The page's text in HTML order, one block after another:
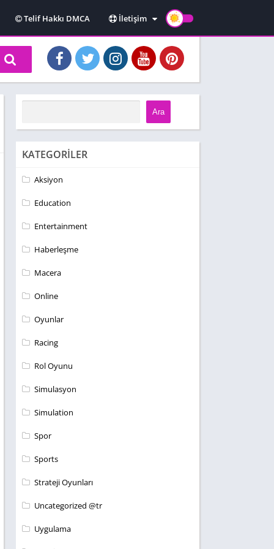
Telif Hakkı DMCA
İletişim
Hakkımızda
Kullanım Koşulları
Ara
KATEGORILER
Aksiyon
Education
Entertainment
Haberleşme
Macera
Online
Oyunlar
Racing
Rol Oyunu
Simulasyon
Simulation
Spor
Sports
Strateji Oyunları
Uncategorized @tr
Uygulama